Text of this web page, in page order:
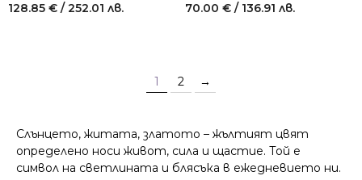
128.85 € / 252.01 лв. 70.00 € / 136.91 лв.
1 2 →
Слънцето, житата, златото – жълтият цвят
определено носи живот, сила и щастие. Той е
символ на светлината и блясъка в ежедневието ни.